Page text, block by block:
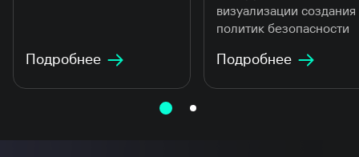
Подробнее
визуализации создания
политик безопасноcти
Подробнее